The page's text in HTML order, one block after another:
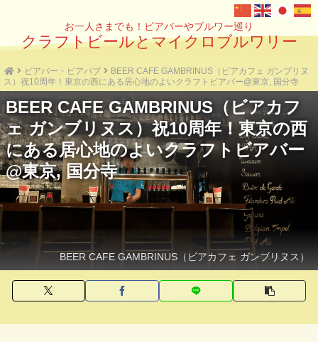
お一人さまでも！ビアバーやブルワー巡り
クラフトビールとマイクロブルワリー
ビアバー・ビアパブ
BEER CAFE GAMBRINUS（ビアカフェ ガンブリヌ
ス）祝10周年！東京の西にある居心地のよいクラフトビアバー@東京, 国分寺
BEER CAFE GAMBRINUS（ビアカフ
ェ ガンブリヌス）祝10周年！東京の西
にある居心地のよいクラフトビアバー
@東京, 国分寺
BEER CAFE GAMBRINUS（ビアカフェ ガンブリヌス）